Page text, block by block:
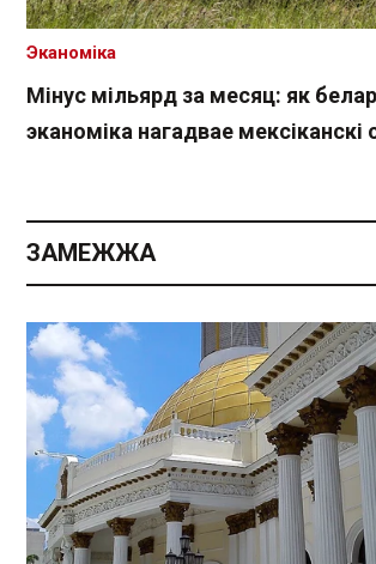
Мінус мільярд за месяц: як
эканоміка нагадвае мексіканскі
Эканоміка
ЗАМЕЖЖА